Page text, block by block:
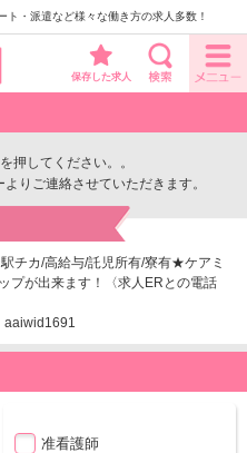
・派遣など様々な働き方の求人多数！
保存した求人
押してください。。
りご連絡させていただきます。
チカ/高給与/託児所有/寮有★ケアミ
プが出来ます！〈求人ERとの電話
aaiwid1691
准看護師